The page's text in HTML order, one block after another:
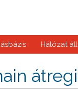
Hálózat